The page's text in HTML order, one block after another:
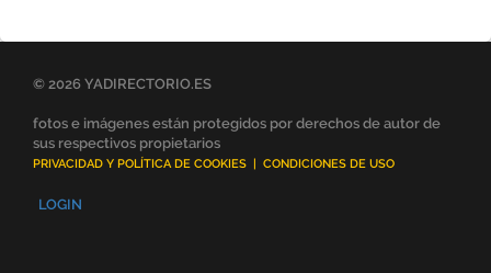
© 2026 YADIRECTORIO.ES
fotos e imágenes están protegidos por derechos de autor de
sus respectivos propietarios
PRIVACIDAD Y POLÍTICA DE COOKIES | CONDICIONES DE USO
LOGIN